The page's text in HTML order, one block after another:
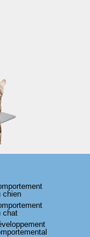
chien
chat